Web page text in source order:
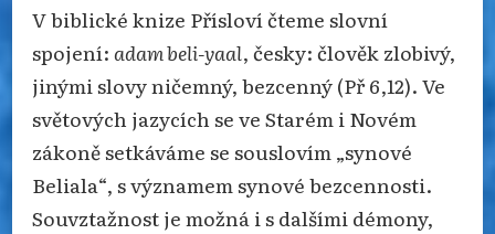
V biblické knize Přísloví čteme slovní
spojení:adam beli-yaal, česky: člověk zlobivý,
jinými slovy ničemný, bezcenný (Př 6,12). Ve
světových jazycích se ve Starém i Novém
zákoně setkáváme se souslovím „synové
Beliala“, s významem synové bezcennosti.
Souvztažnost je možná i s dalšími démony,